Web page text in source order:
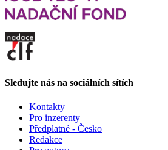
Sledujte nás na sociálních sítích
Kontakty
Pro inzerenty
Předplatné - Česko
Redakce